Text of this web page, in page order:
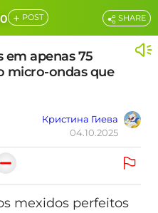
+ POST
em apenas 75
micro-ondas que
Кристина Гиева
04.10.2025
SHARE
mexidos perfeitos